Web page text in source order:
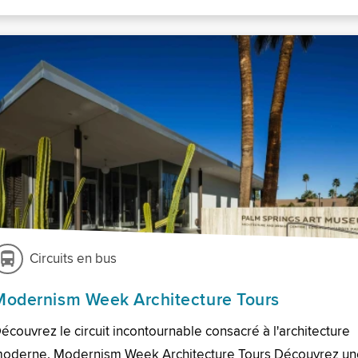
Circuits en bus
Week Architecture Tours
le circuit incontournable consacré à l'architecture
Modernism Week Architecture Tours Découvrez